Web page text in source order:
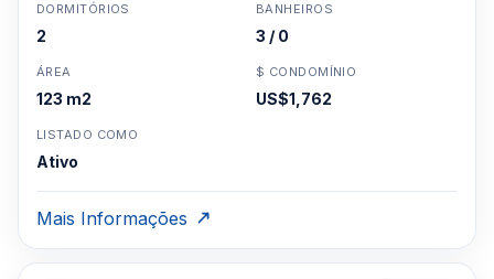
DORMITÓRIOS
2
BANHEIROS
3 / 0
ÁREA
123 m2
$ CONDOMÍNIO
US$1,762
LISTADO COMO
Ativo
Mais Informações